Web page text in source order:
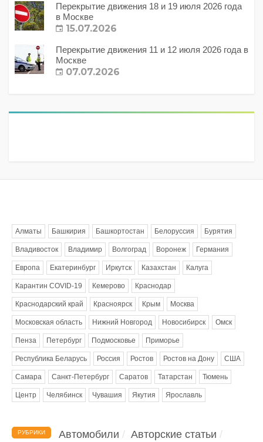
Перекрытие движения 18 и 19 июля 2026 года
в Москве
15.07.2026
Перекрытие движения 11 и 12 июля 2026 года в
Москве
07.07.2026
Алматы Башкирия Башкортостан Белоруссия Бурятия
Владивосток Владимир Волгоград Воронеж Германия
Европа Екатеринбург Иркутск Казахстан Калуга
Карантин COVID-19 Кемерово Краснодар
Краснодарский край Красноярск Крым Москва
Московская область Нижний Новгород Новосибирск Омск
Пенза Петербург Подмосковье Приморье
Республика Беларусь Россия Ростов Ростов на Дону США
Самара Санкт-Петербург Саратов Татарстан Тюмень
Центр Челябинск Чувашия Якутия Ярославль
РУБРИКИ Автомобили
Авторские статьи